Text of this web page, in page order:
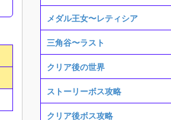
メダル王女〜レティシア
三角谷〜ラスト
クリア後の世界
ストーリーボス攻略
クリア後ボス攻略